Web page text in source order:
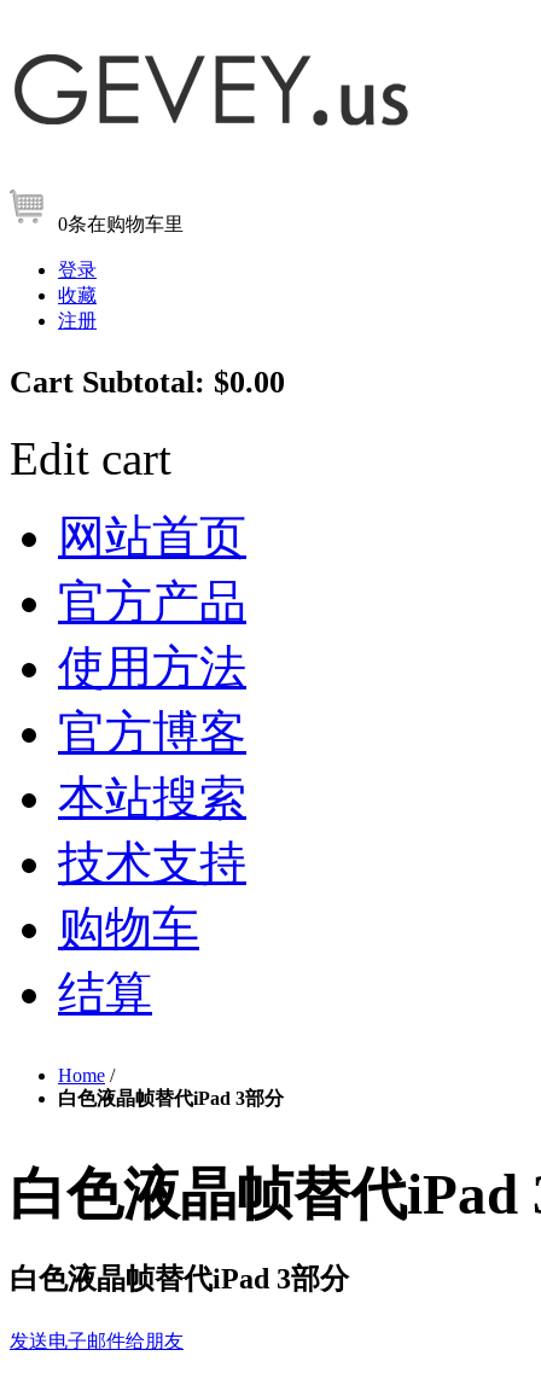
0条在购物车里
登录
收藏
注册
Cart Subtotal: $0.00
Edit cart
网站首页
官方产品
使用方法
官方博客
本站搜索
技术支持
购物车
结算
Home /
白色液晶帧替代iPad 3部分
白色液晶帧替代iPad
白色液晶帧替代iPad 3部分
发送电子邮件给朋友